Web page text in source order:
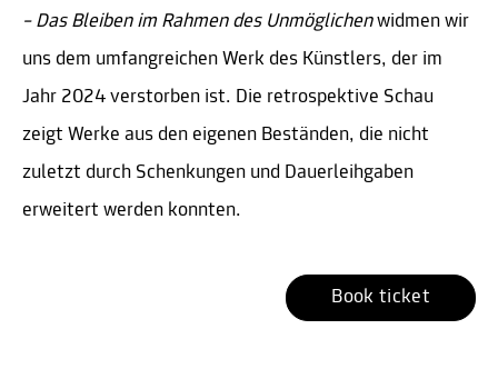
– Das Bleiben im Rahmen des Unmöglichenwidmen wir
uns dem umfangreichen Werk des Künstlers, der im
Jahr 2024 verstorben ist. Die retrospektive Schau
zeigt Werke aus den eigenen Beständen, die nicht
zuletzt durch Schenkungen und Dauerleihgaben
erweitert werden konnten.
Book ticket